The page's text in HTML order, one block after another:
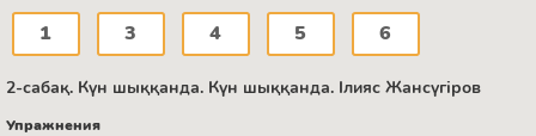
1 3 4 5 6
2-сабақ. Күн шыққанда. Күн шыққанда. Ілияс Жансүгіров
Упражнения